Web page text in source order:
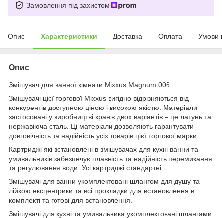
Замовлення під захистом
Опис Характеристики Доставка Оплата Умови
Опис
Змішувач для ванної кімнати Mixxus Magnum 006
Змішувачі цієї торгової Mixxus вигідно відрізняються від
конкурентів доступною ціною і високою якістю. Матеріали
застосовані у виробництві кранів двох варіантів – це латунь та
нержавіюча сталь. Ці матеріали дозволяють гарантувати
довговічність та надійність усіх товарів цієї торгової марки.
Картриджі які встановлені в змішувачах для кухні ванни та
умивальників забезпечує плавність та надійність перемикання
та регулювання води. Усі картриджі стандартні.
Змішувачі для ванни укомплектовані шлангом для душу та
лійкою ексцентрики та всі прокладки для встановлення в
комплекті та готові для встановлення.
Змішувачі для кухні та умивальника укомплектовані шлангами